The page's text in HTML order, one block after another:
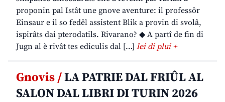
proponin pal Istât une gnove aventure: il professôr
Einsaur e il so fedêl assistent Blik a provin di svolâ,
ispirâts dai pterodatils. Rivarano? ◆ A partî de fin di
Jugn al è rivât tes ediculis dal […] lei di plui +
Gnovis /LA PATRIE DAL FRIÛL AL
SALON DAL LIBRI DI TURIN 2026